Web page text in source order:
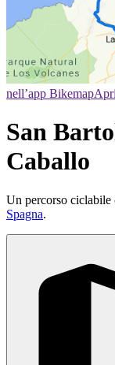
nell’app Bikemap
San
Caballo
Un percorso ciclabile
Spagna.